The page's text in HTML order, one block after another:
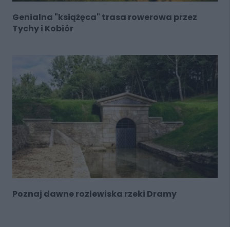
Genialna "książęca" trasa rowerowa przez
Tychy i Kobiór
Poznaj dawne rozlewiska rzeki Dramy